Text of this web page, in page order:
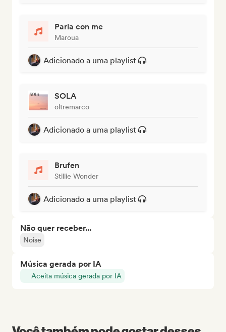
Parla con me
Maroua
Adicionado a uma playlist
SOLA
oltremarco
Adicionado a uma playlist
Brufen
Stillie Wonder
Adicionado a uma playlist
Não quer receber...
Noise
Música gerada por IA
Aceita música gerada por IA